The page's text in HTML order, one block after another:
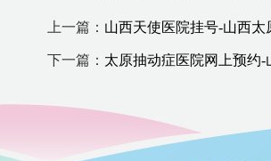
上一篇： 山西天使医院挂号-山西
下一篇： 太原抽动症医院网上预约